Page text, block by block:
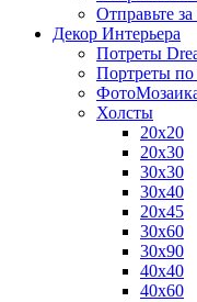
Отправьте
Декор Интерьера
Потреты
Портреты
Холсты
20х20
20х30
30х30
30х40
20х45
30х60
30х90
40х40
40х60